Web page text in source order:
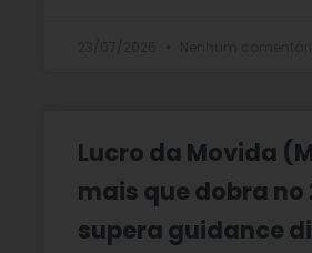
Lucro da Movida
mais que dobra no
supera guidance